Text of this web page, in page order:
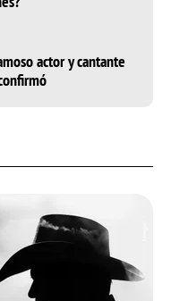
actor y cantante